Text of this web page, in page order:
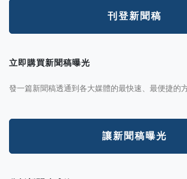
刊登新聞稿
立即購買新聞稿曝光
發一篇新聞稿透通到各大媒體的最快速、最便捷的
讓新聞稿曝光